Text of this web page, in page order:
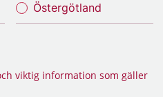
Östergötland
viktig information som gäller